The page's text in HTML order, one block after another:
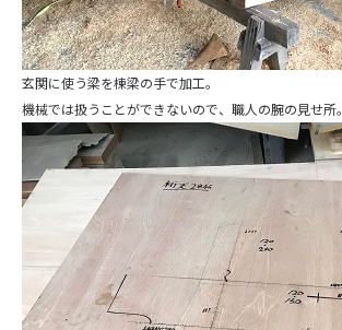
玄関に使う梁を棟梁の手で加工。
機械では扱うことができないので、職人の腕の見せ所。